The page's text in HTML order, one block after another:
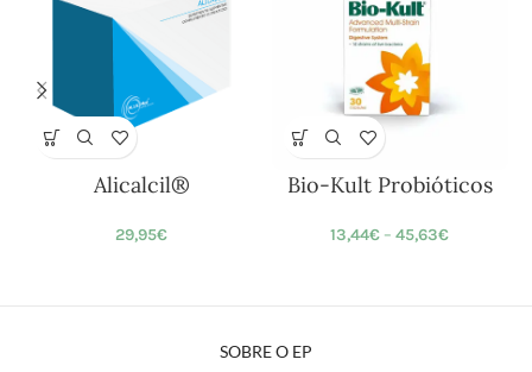
Alicalcil®
29,95€
Bio-Kult Probióticos
13,44€ – 45,63€
SOBRE O EP